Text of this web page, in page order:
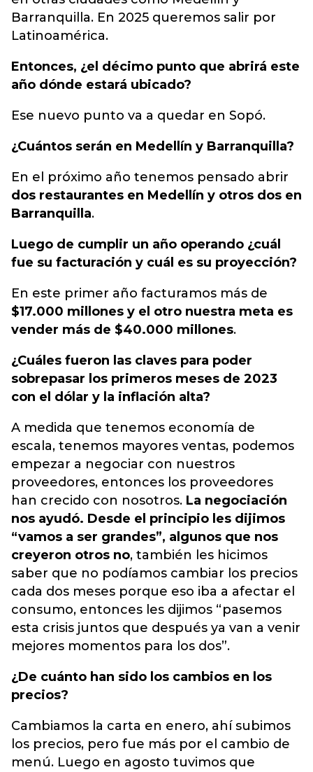
Barranquilla. En 2025 queremos salir por
Latinoamérica.
Entonces, ¿el décimo punto que abrirá este
año dónde estará ubicado?
Ese nuevo punto va a quedar en Sopó.
¿Cuántos serán en Medellín y Barranquilla?
En el próximo año tenemos pensado abrir
dos restaurantes en Medellín y otros dos en
Barranquilla.
Luego de cumplir un año operando ¿cuál
fue su facturación y cuál es su proyección?
En este primer año facturamos más de
$17.000 millones y el otro nuestra meta es
vender más de $40.000 millones.
¿Cuáles fueron las claves para poder
sobrepasar los primeros meses de 2023
con el dólar y la inflación alta?
A medida que tenemos economía de
escala, tenemos mayores ventas, podemos
empezar a negociar con nuestros
proveedores, entonces los proveedores
han crecido con nosotros. La negociación
nos ayudó. Desde el principio les dijimos
“vamos a ser grandes”, algunos que nos
creyeron otros no, también les hicimos
saber que no podíamos cambiar los precios
cada dos meses porque eso iba a afectar el
consumo, entonces les dijimos “pasemos
esta crisis juntos que después ya van a venir
mejores momentos para los dos”.
¿De cuánto han sido los cambios en los
precios?
Cambiamos la carta en enero, ahí subimos
los precios, pero fue más por el cambio de
menú. Luego en agosto tuvimos que